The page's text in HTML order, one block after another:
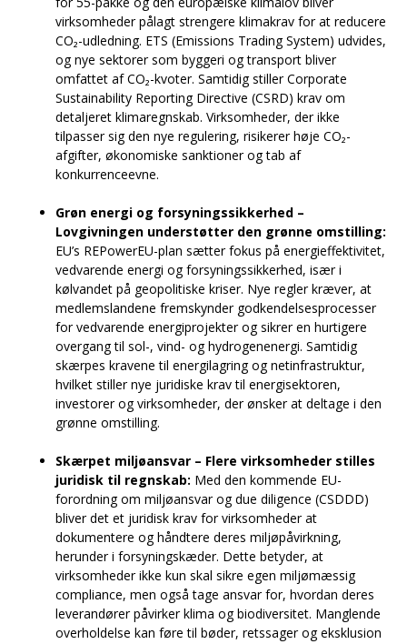
virksomheder pålagt strengere klimakrav for at reducere
CO₂-udledning. ETS (Emissions Trading System) udvides,
og nye sektorer som byggeri og transport bliver
omfattet af CO₂-kvoter. Samtidig stiller Corporate
Sustainability Reporting Directive (CSRD) krav om
detaljeret klimaregnskab. Virksomheder, der ikke
tilpasser sig den nye regulering, risikerer høje CO₂-
afgifter, økonomiske sanktioner og tab af
konkurrenceevne.
Grøn energi og forsyningssikkerhed –
Lovgivningen understøtter den grønne omstilling:
EU’s REPowerEU-plan sætter fokus på energieffektivitet,
vedvarende energi og forsyningssikkerhed, især i
kølvandet på geopolitiske kriser. Nye regler kræver, at
medlemslandene fremskynder godkendelsesprocesser
for vedvarende energiprojekter og sikrer en hurtigere
overgang til sol-, vind- og hydrogenenergi. Samtidig
skærpes kravene til energilagring og netinfrastruktur,
hvilket stiller nye juridiske krav til energisektoren,
investorer og virksomheder, der ønsker at deltage i den
grønne omstilling.
Skærpet miljøansvar – Flere virksomheder stilles
juridisk til regnskab: Med den kommende EU-
forordning om miljøansvar og due diligence (CSDDD)
bliver det et juridisk krav for virksomheder at
dokumentere og håndtere deres miljøpåvirkning,
herunder i forsyningskæder. Dette betyder, at
virksomheder ikke kun skal sikre egen miljømæssig
compliance, men også tage ansvar for, hvordan deres
leverandører påvirker klima og biodiversitet. Manglende
overholdelse kan føre til bøder, retssager og eksklusion